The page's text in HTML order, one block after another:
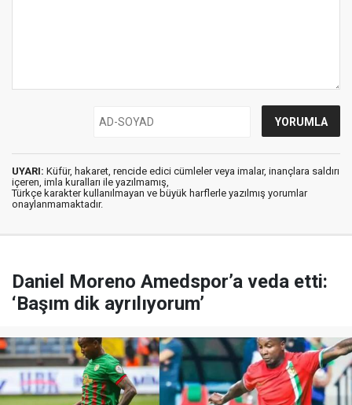
UYARI: Küfür, hakaret, rencide edici cümleler veya imalar, inançlara saldırı
içeren, imla kuralları ile yazılmamış,
Türkçe karakter kullanılmayan ve büyük harflerle yazılmış yorumlar
onaylanmamaktadır.
Daniel Moreno Amedspor’a veda etti:
‘Başım dik ayrılıyorum’